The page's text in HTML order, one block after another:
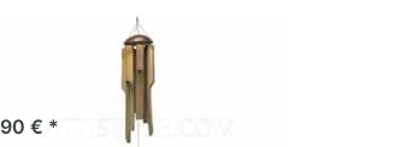
Bambusklangspiel
68 cm, 5 Röhren
€ *